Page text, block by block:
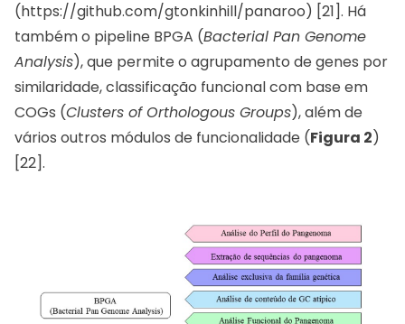
(https://github.com/gtonkinhill/panaroo) [21]. Há
também o pipeline BPGA (Bacterial Pan Genome
Analysis), que permite o agrupamento de genes por
similaridade, classificação funcional com base em
COGs (Clusters of Orthologous Groups), além de
vários outros módulos de funcionalidade (Figura 2)
[22].